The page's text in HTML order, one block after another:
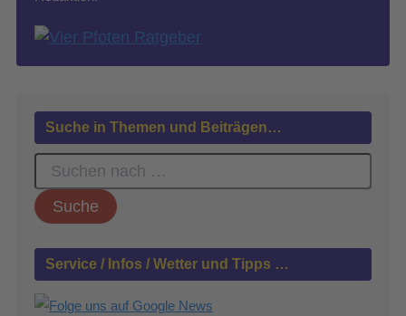
Suche in Themen und Beiträgen…
S
c
h
n
c
Service / Infos / Wetter und Tipps …